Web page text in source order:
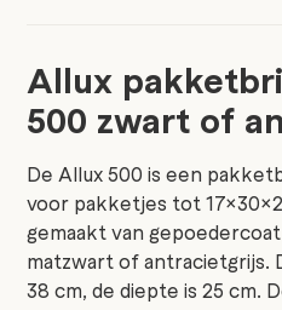
Allux
500 zwart of
De Allux 500 is een
voor pakketjes tot
gemaakt van
matzwart of antracietgrijs.
38 cm, de diepte is 25 cm.